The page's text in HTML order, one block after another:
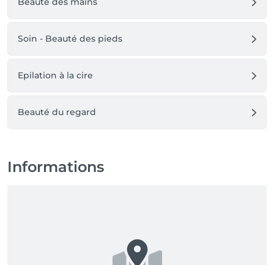
Soin - Beauté des pieds
Epilation à la cire
Beauté du regard
Informations